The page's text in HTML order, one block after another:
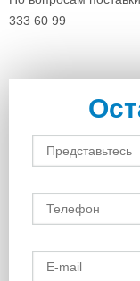
333 60 99